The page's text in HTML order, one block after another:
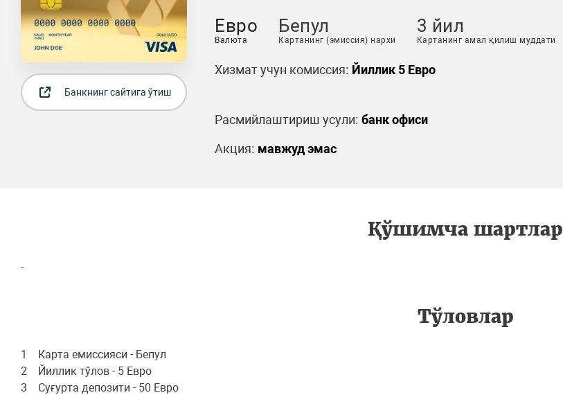
Банкнинг сайтига ўтиш
Евро
Валюта
Бепул
Картанинг (эмиссия) нархи
3 йил
Картанинг амал қилиш муддати
Хизмат учун комиссия: Йиллик 5 Евро
Расмийлаштириш усули: банк офиси
Акция: мавжуд эмас
Қўшимча шартлар
-
Тўловлар
1 Карта емиссияси - Бепул
2 Йиллик тўлов - 5 Евро
3 Суғурта депозити - 50 Евро